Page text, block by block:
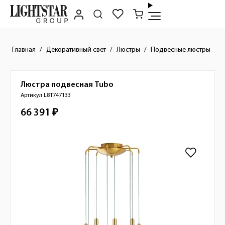
Главная Декоративный свет Люстры Подвесные люстры
Краткое описание товара
Изображения товара
Люстра подвесная Tubo
Артикул L8T747133
Стоимость товара
66 391 ₽